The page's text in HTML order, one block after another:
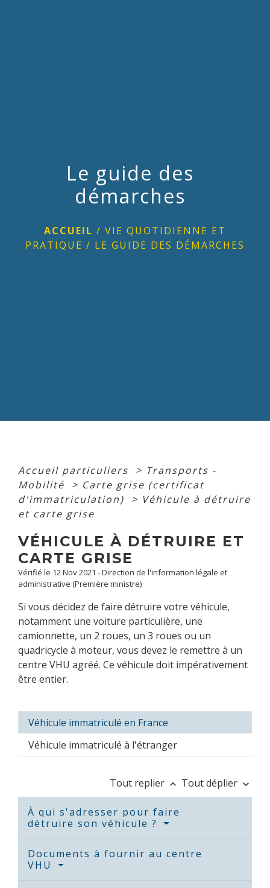
Le guide des
démarches
ACCUEIL / VIE QUOTIDIENNE ET
PRATIQUE / LE GUIDE DES DÉMARCHES
Accueil particuliers > Transports -
Mobilité
> Carte grise (certificat
d'immatriculation)
> Véhicule à détruire
et carte grise
VÉHICULE À DÉTRUIRE ET
CARTE GRISE
Vérifié le 12 Nov 2021 - Direction de l'information légale et
administrative (Première ministre)
Si vous décidez de faire détruire votre véhicule,
notamment une voiture particulière, une
camionnette, un 2 roues, un 3 roues ou un
quadricycle à moteur, vous devez le remettre à un
centre VHU agréé. Ce véhicule doit impérativement
être entier.
Véhicule immatriculé en France
Véhicule immatriculé à l'étranger
Tout replier keyboard_arrow_up Tout déplier keyboard_arrow_down
À qui s'adresser pour faire
détruire son véhicule ?
Documents à fournir au centre
VHU